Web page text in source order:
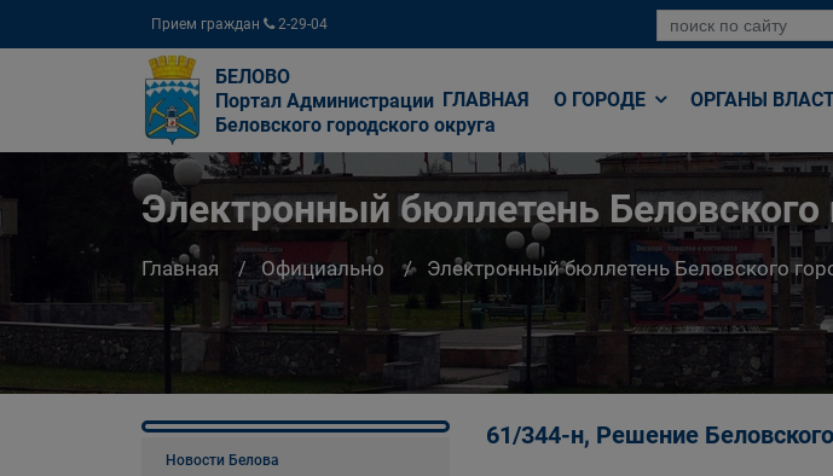
Прием граждан 2-29-04
БЕЛОВО
Портал Администрации
Беловского городского округа
ГЛАВНАЯ О ГОРОДЕ ОРГАНЫ
Электронный бюллетень Беловского
Главная Официально Электронный бюллетень Беловского
Новости Белова
61/344-н, Решение